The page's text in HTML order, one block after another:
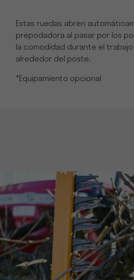
Estas ruedas abren
prepodadora al pasar por los
la comodidad durante el trabajo
alrededor del poste.
*Equipamiento opcional